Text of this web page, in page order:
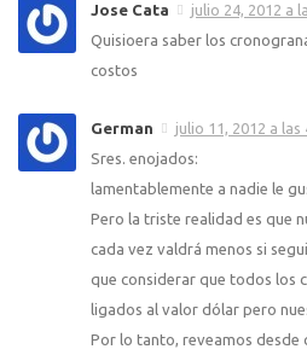
Jose Cata
julio 24, 2012 a
Quisioera saber los
costos
German
julio 11, 2012 a las
Sres. enojados:
lamentablemente a nadie le
Pero la triste realidad es que
cada vez valdrá menos si
que considerar que todos los
ligados al valor dólar pero
Por lo tanto, reveamos desde